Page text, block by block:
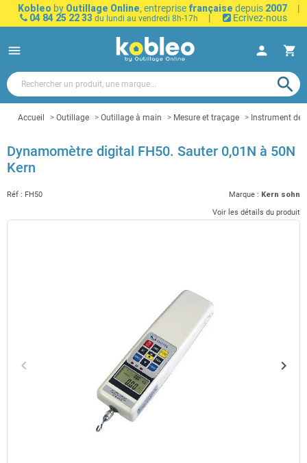
Kobleo by Outillage Online, entreprise française depuis 2007
|
04 84 25 22 33 du lundi au vendredi 8h-17h | Ecrivez-nous
menu person shopping_cart
search
Accueil Outillage Outillage à main Mesure et traçage Instrument de
Dynamomètre digital FH50. Sauter 0,01N à 50N
Kern
Réf : FH50 Marque : Kern sohn
Voir les détails du produit
Précédent
keyboard_arrow_left keyboard_arrow_right